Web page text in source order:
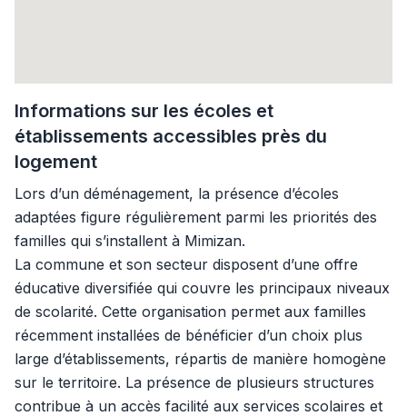
Informations sur les écoles et
établissements accessibles près du
logement
Lors d’un déménagement, la présence d’écoles
adaptées figure régulièrement parmi les priorités des
familles qui s’installent à Mimizan.
La commune et son secteur disposent d’une offre
éducative diversifiée qui couvre les principaux niveaux
de scolarité. Cette organisation permet aux familles
récemment installées de bénéficier d’un choix plus
large d’établissements, répartis de manière homogène
sur le territoire. La présence de plusieurs structures
contribue à un accès facilité aux services scolaires et